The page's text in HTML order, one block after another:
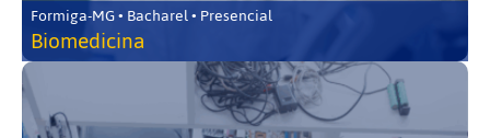
Formiga-MG • Bacharel • Presencial
Biomedicina